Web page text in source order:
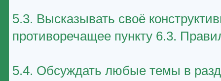
5.3. Высказывать своё
противоречащее пункту 6.3.
5.4. Обсуждать любые темы в